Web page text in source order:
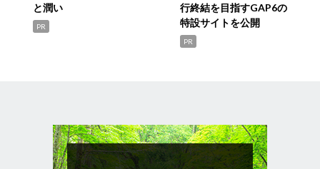
と潤い
PR
行終結を目指すGAP6の
特設サイトを公開
PR